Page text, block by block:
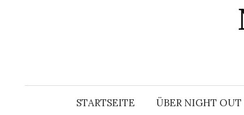
STARTSEITE ÜBER NIGHT OUT